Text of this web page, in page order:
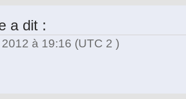
a dit :
à 19:16 (UTC 2 )